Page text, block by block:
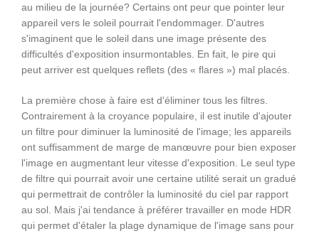
au milieu de la journée? Certains ont peur que pointer leur
appareil vers le soleil pourrait l'endommager. D'autres
s'imaginent que le soleil dans une image présente des
difficultés d'exposition insurmontables. En fait, le pire qui
peut arriver est quelques reflets (des « flares ») mal placés.
La première chose à faire est d'éliminer tous les filtres.
Contrairement à la croyance populaire, il est inutile d'ajouter
un filtre pour diminuer la luminosité de l'image; les appareils
ont suffisamment de marge de manœuvre pour bien exposer
l'image en augmentant leur vitesse d'exposition. Le seul type
de filtre qui pourrait avoir une certaine utilité serait un gradué
qui permettrait de contrôler la luminosité du ciel par rapport
au sol. Mais j'ai tendance à préférer travailler en mode HDR
qui permet d'étaler la plage dynamique de l'image sans pour